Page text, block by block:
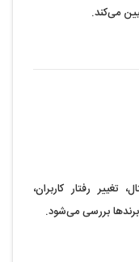
می‌کند.
تغییر رفتار کاربران،
بررسی می‌شود.